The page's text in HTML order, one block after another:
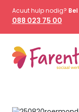
Acuut hulp nodig?
088 023 75 00